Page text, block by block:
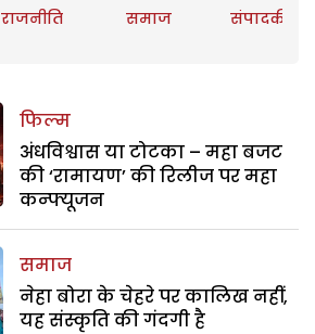
राजनीति समाज संपादकीय
फिल्म
अंधविश्वास या टोटका – महा बजट
की ‘रामायण’ की रिलीज पर महा
कन्फ्यूजन
समाज
नेहा बोरा के चेहरे पर कालिख नहीं,
यह संस्कृति की गंदगी है